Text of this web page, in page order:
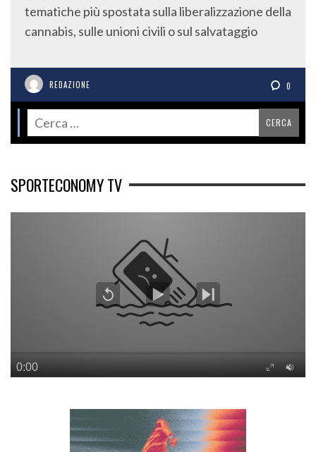
tematiche più spostata sulla liberalizzazione della
cannabis, sulle unioni civili o sul salvataggio
REDAZIONE 0
SPORTECONOMY TV